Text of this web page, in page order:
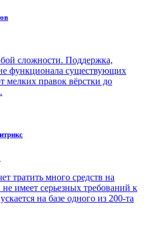
сложности. Поддержка,
функционала существующих
мелких правок вёрстки до
тратить много средств на
имеет серьезных требований к
на базе одного из 200-та